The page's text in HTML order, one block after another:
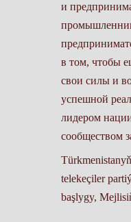
и
в том, чтобы
свои силы и
успешной
лидером
сообществом
telekeçiler
başlygy,